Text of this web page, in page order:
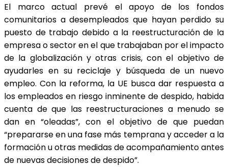
El marco actual prevé el apoyo de los fondos
comunitarios a desempleados que hayan perdido su
puesto de trabajo debido a la reestructuración de la
empresa o sector en el que trabajaban por el impacto
de la globalización y otras crisis, con el objetivo de
ayudarles en su reciclaje y búsqueda de un nuevo
empleo. Con la reforma, la UE busca dar respuesta a
los empleados en riesgo inminente de despido, habida
cuenta de que las reestructuraciones a menudo se
dan en “oleadas”, con el objetivo de que puedan
“prepararse en una fase más temprana y acceder a la
formación u otras medidas de acompañamiento antes
de nuevas decisiones de despido”.